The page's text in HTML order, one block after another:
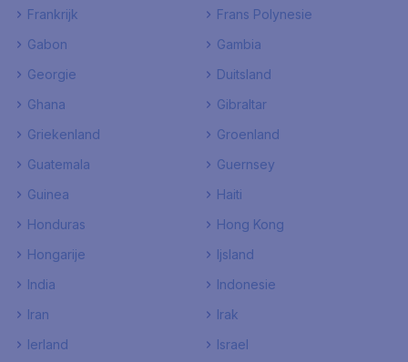
Frankrijk
Frans Polynesie
Gabon
Gambia
Georgie
Duitsland
Ghana
Gibraltar
Griekenland
Groenland
Guatemala
Guernsey
Guinea
Haiti
Honduras
Hong Kong
Hongarije
Ijsland
India
Indonesie
Iran
Irak
Ierland
Israel